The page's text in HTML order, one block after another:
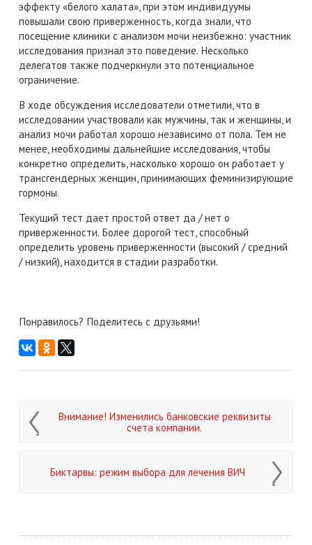
эффекту «белого халата», при этом индивидуумы
повышали свою приверженность, когда знали, что
посещение клиники с анализом мочи неизбежно: участник
исследования признал это поведение. Несколько
делегатов также подчеркнули это потенциальное
ограничение.
В ходе обсуждения исследователи отметили, что в
исследовании участвовали как мужчины, так и женщины, и
анализ мочи работал хорошо независимо от пола. Тем не
менее, необходимы дальнейшие исследования, чтобы
конкретно определить, насколько хорошо он работает у
трансгендерных женщин, принимающих феминизирующие
гормоны.
Текущий тест дает простой ответ да / нет о
приверженности. Более дорогой тест, способный
определить уровень приверженности (высокий / средний
/ низкий), находится в стадии разработки.
Понравилось? Поделитесь с друзьями!
Внимание! Изменились банковские реквизиты
счета компании.
Биктарвы: режим выбора для лечения ВИЧ